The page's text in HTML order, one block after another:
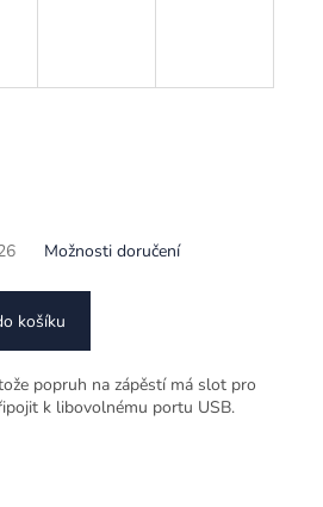
Možnosti doručení
košíku
popruh na zápěstí má slot pro
k libovolnému portu USB.